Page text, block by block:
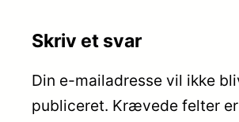
Skriv et svar
Din e-mailadresse vil ikke
publiceret. Krævede felter